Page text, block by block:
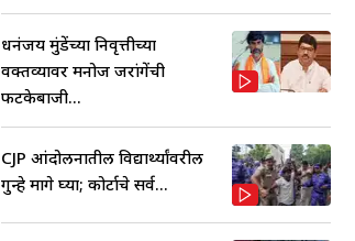
धनंजय मुंडेंच्या निवृत्तीच्या
वक्तव्यावर मनोज जरांगेंची
फटकेबाजी...
CJP आंदोलनातील विद्यार्थ्यांवरील
गुन्हे मागे घ्या; कोर्टाचे सर्व...